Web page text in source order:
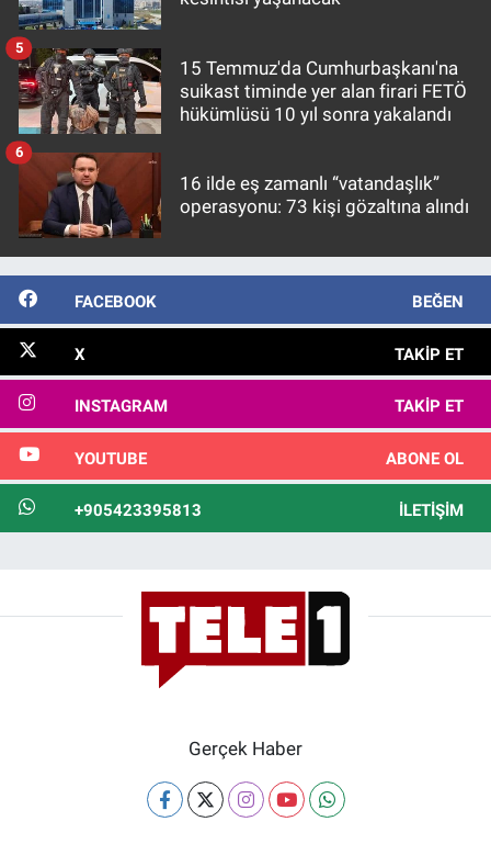
15 Temmuz'da Cumhurbaşkanı'na
suikast timinde yer alan firari FETÖ
hükümlüsü 10 yıl sonra yakalandı
5
16 ilde eş zamanlı “vatandaşlık”
operasyonu: 73 kişi gözaltına alındı
6
FACEBOOK BEĞEN
X TAKIP ET
INSTAGRAM TAKIP ET
YOUTUBE ABONE OL
+905423395813 İLETIŞIM
Gerçek Haber